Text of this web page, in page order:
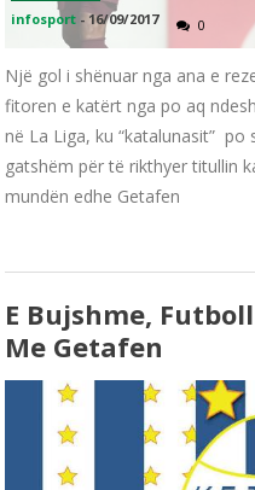
infosport -16/09/2017 0
Një gol i shënuar nga ana e
fitoren e katërt nga po aq
në La Liga, ku “katalunasit”
gatshëm për të rikthyer titullin
mundën edhe Getafen
E Bujshme,
Me Getafen